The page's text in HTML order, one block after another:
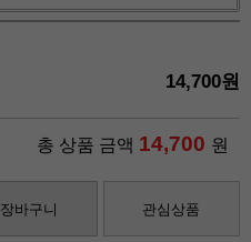
14,700원
총 상품 금액 14,700 원
장바구니 관심상품